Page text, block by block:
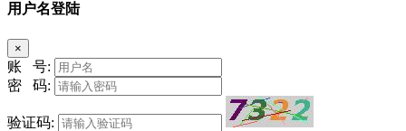
用户名登陆
×
账 号:
密 码:
验证码: